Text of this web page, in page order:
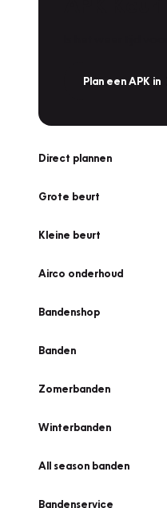
Plan een APK in
Direct plannen
Grote beurt
Kleine beurt
Airco onderhoud
Bandenshop
Banden
Zomerbanden
Winterbanden
All season banden
Bandenservice